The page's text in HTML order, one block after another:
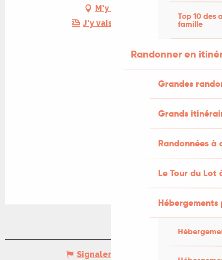
Top 10 des
famille
Randonner en
Grandes
Grands
Randonnées
Le Tour du Lot
M'y rendre
J'y vais en train !
Signaler une erreur